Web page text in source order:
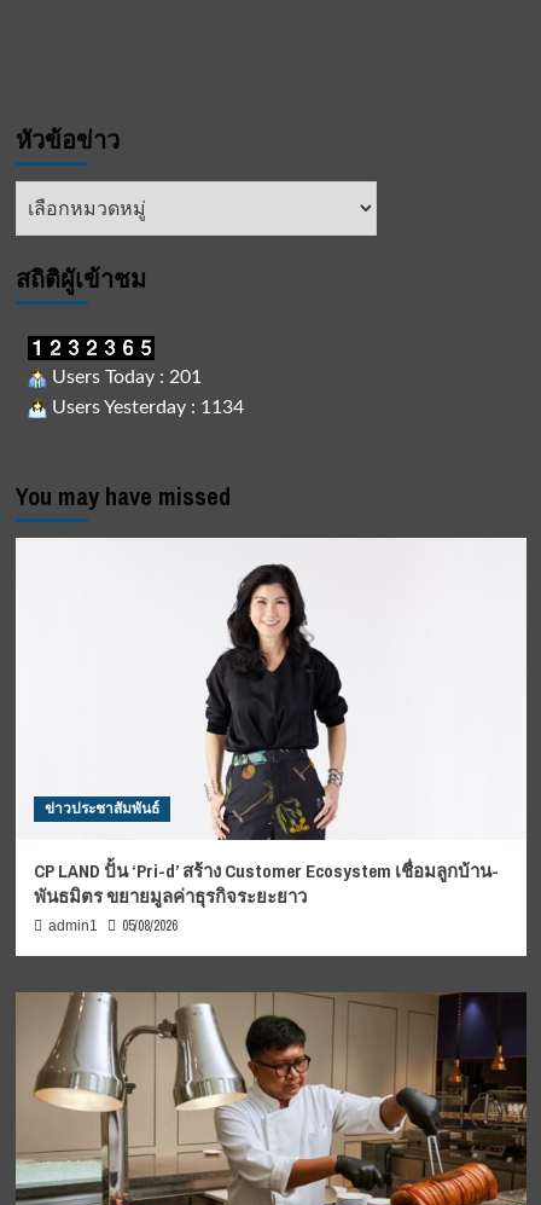
หัวข้อข่าว
หัวข้อ
สถิติผูัเข้าชม
Users Today : 201
Users Yesterday : 1134
You may have missed
ข่าวประชาสัมพันธ์
CP LAND ปั้น ‘Pri-d’ สร้าง Customer Ecosystem เชื่อมลูกบ้าน-
พันธมิตร ขยายมูลค่าธุรกิจระยะยาว
admin1 05/08/2026